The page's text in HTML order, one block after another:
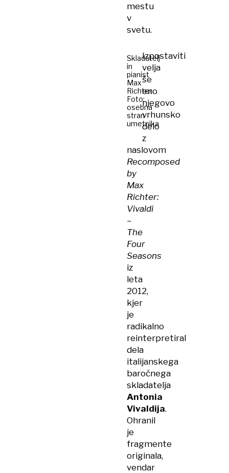
mestu
v
svetu.
Skladatelj
in
pianist
Max
Richter
Foto:
osebna
stran
umetnika
Izpostaviti
velja
še
eno
njegovo
vrhunsko
delo
z
naslovom
Recomposed
by
Max
Richter:
Vivaldi
–
The
Four
Seasons
iz
leta
2012,
kjer
je
radikalno
reinterpretiral
dela
italijanskega
baročnega
skladatelja
Antonia
Vivaldija.
Ohranil
je
fragmente
originala,
vendar